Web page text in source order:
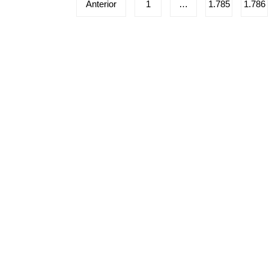
Anterior 1 … 1.785 1.786